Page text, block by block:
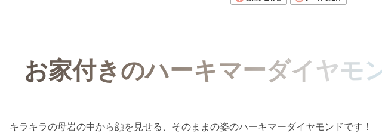
お家付きのハーキマーダイヤモ
キラキラの母岩の中から顔を見せる、そのままの姿のハーキマーダイヤモンドです！